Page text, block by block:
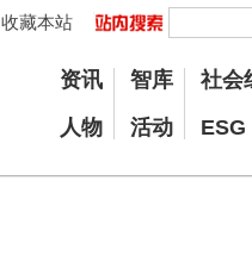
收藏本站
资讯
人物
智库
活动
社会
ESG